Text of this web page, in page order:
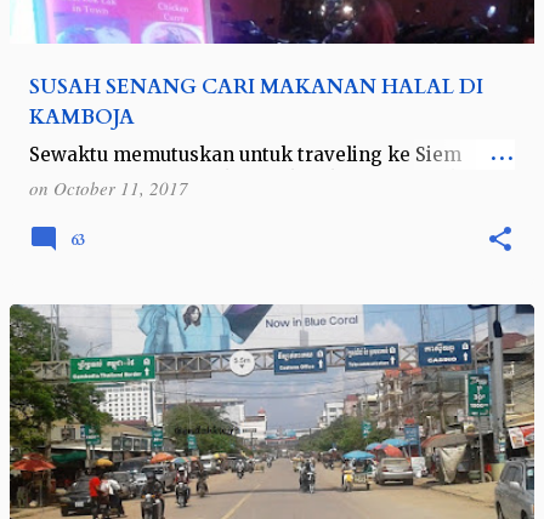
SUSAH SENANG CARI MAKANAN HALAL DI
KAMBOJA
Sewaktu memutuskan untuk traveling ke Siem
Reap, Kamboja, itu dikarenakan khilaf lihat tiket
pesawat 85 ringgit alias 260ribuan saja oleh Air
Asia. Itupun karena jadwal berangkat…
on October 11, 2017
63